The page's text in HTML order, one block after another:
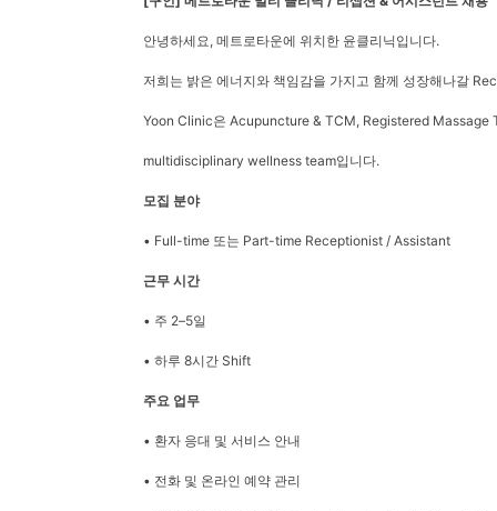
안녕하세요, 메트로타운에 위치한 윤클리닉입니다.
저희는 밝은 에너지와 책임감을 가지고 함께 성장해나갈
Yoon Clinic은 Acupuncture & TCM, Registered
multidisciplinary wellness team입니다.
모집 분야
• Full-time 또는 Part-time Receptionist / Assistant
근무 시간
• 주 2–5일
• 하루 8시간 Shift
주요 업무
• 환자 응대 및 서비스 안내
• 전화 및 온라인 예약 관리